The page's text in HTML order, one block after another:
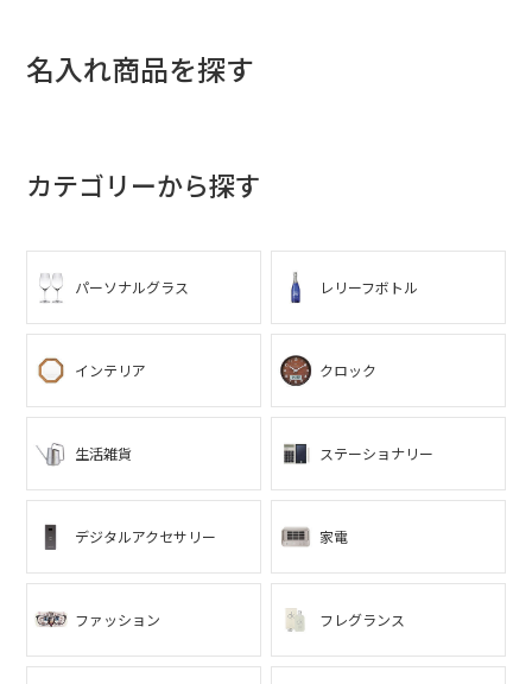
名入れ商品を探す
カテゴリーから探す
パーソナルグラス レリーフボトル
インテリア クロック
生活雑貨 ステーショナリー
デジタルアクセサリー 家電
ファッション フレグランス